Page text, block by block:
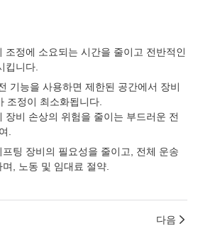
조정에 소요되는 시간을 줄이고 전반적인
킵니다.
기능을 사용하면 제한된 공간에서 장비
조정이 최소화됩니다.
장비 손상의 위험을 줄이는 부드러운 전
.
프팅 장비의 필요성을 줄이고, 전체 운송
, 노동 및 임대료 절약.
다음